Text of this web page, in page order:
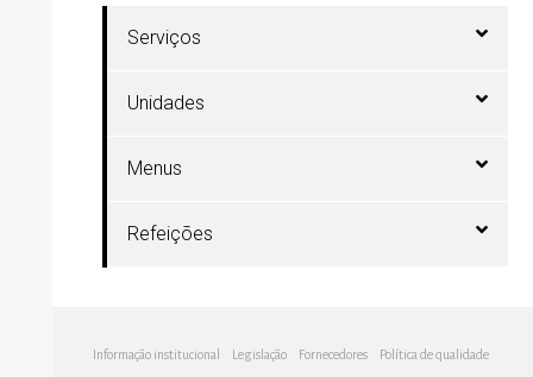
Serviços
Unidades
Menus
Refeições
Informação institucional Legislação Fornecedores Política de qualidade